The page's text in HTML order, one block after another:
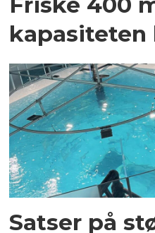
Satser på